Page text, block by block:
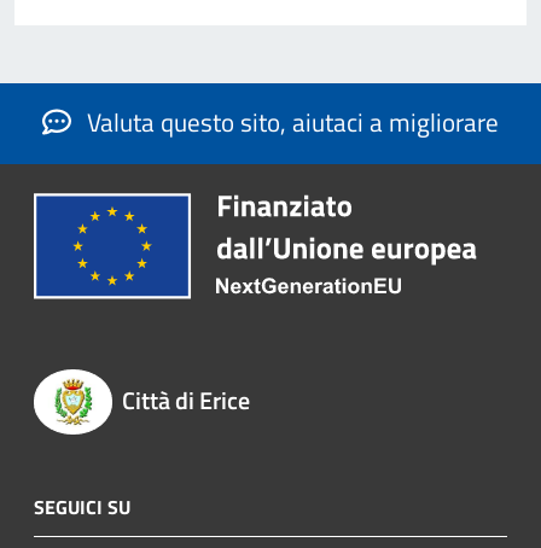
Valuta questo sito, aiutaci a migliorare
Città di Erice
SEGUICI SU